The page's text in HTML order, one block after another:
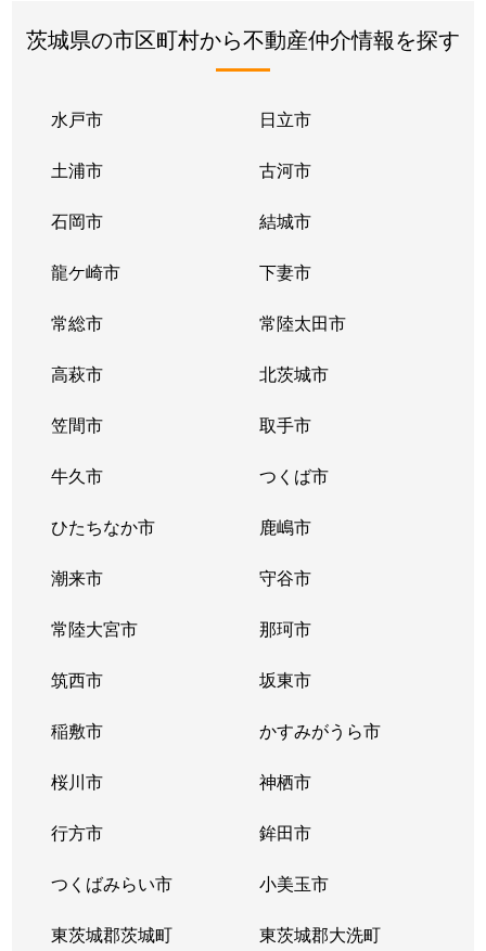
茨城県の市区町村から不動産仲介情報を探す
水戸市 日立市
土浦市 古河市
石岡市 結城市
龍ケ崎市 下妻市
常総市 常陸太田市
高萩市 北茨城市
笠間市 取手市
牛久市 つくば市
ひたちなか市 鹿嶋市
潮来市 守谷市
常陸大宮市 那珂市
筑西市 坂東市
稲敷市 かすみがうら市
桜川市 神栖市
行方市 鉾田市
つくばみらい市 小美玉市
東茨城郡茨城町 東茨城郡大洗町